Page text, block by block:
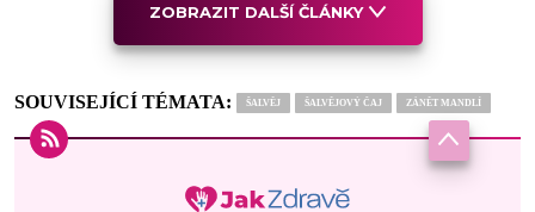
ZOBRAZIT DALŠÍ ČLÁNKY
SOUVISEJÍCÍ TÉMATA: ŠALVĚJ ŠALVĚJOVÝ ČAJ ZÁNĚT MANDLÍ